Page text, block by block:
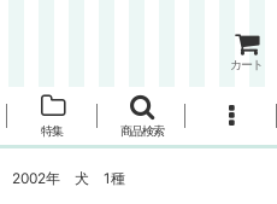
カート
特集 商品検索
2002年 犬 1種